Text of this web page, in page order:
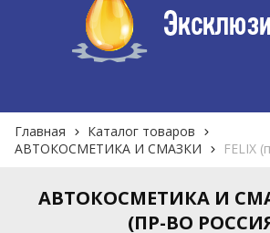
Главная
Каталог товаров
АВТОКОСМЕТИКА И СМАЗКИ
FELIX
АВТОКОСМЕТИКА И
(ПР-ВО